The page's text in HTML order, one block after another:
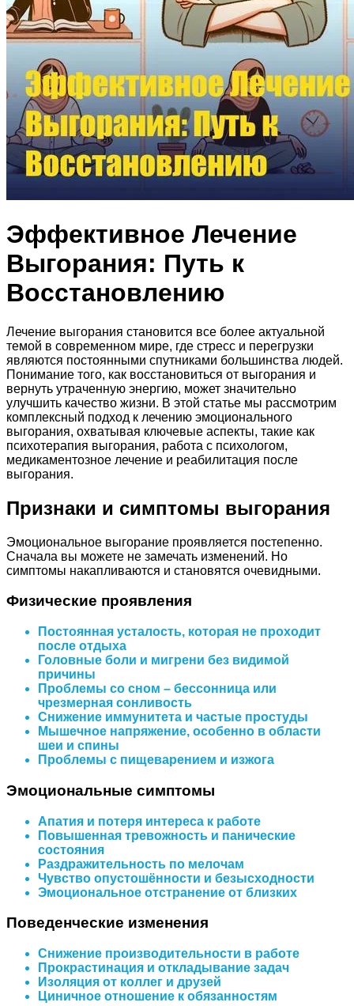
Эффективное Лечение
Выгорания: Путь к
Восстановлению
Лечение выгорания становится все более актуальной
темой в современном мире, где стресс и перегрузки
являются постоянными спутниками большинства людей.
Понимание того, как восстановиться от выгорания и
вернуть утраченную энергию, может значительно
улучшить качество жизни. В этой статье мы рассмотрим
комплексный подход к лечению эмоционального
выгорания, охватывая ключевые аспекты, такие как
психотерапия выгорания, работа с психологом,
медикаментозное лечение и реабилитация после
выгорания.
Признаки и симптомы выгорания
Эмоциональное выгорание проявляется постепенно.
Сначала вы можете не замечать изменений. Но
симптомы накапливаются и становятся очевидными.
Физические проявления
Постоянная усталость, которая не проходит
после отдыха
Головные боли и мигрени без видимой
причины
Проблемы со сном – бессонница или
чрезмерная сонливость
Снижение иммунитета и частые простуды
Мышечное напряжение, особенно в области
шеи и спины
Проблемы с пищеварением и изжога
Эмоциональные симптомы
Апатия и потеря интереса к работе
Повышенная тревожность и панические
состояния
Раздражительность по мелочам
Чувство опустошённости и безысходности
Эмоциональное отстранение от близких
Поведенческие изменения
Снижение производительности в работе
Прокрастинация и откладывание задач
Изоляция от коллег и друзей
Циничное отношение к обязанностям